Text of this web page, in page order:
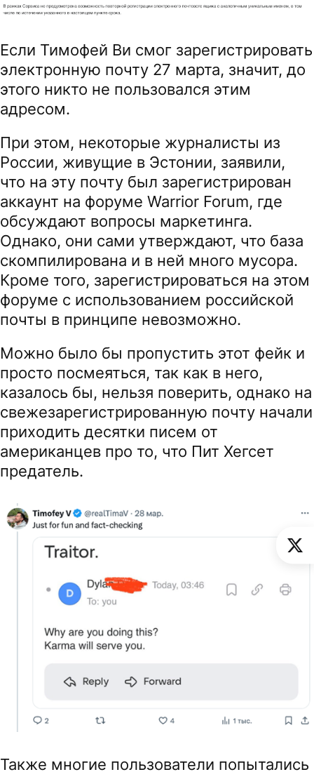
Если Тимофей Ви смог зарегистрировать
электронную почту 27 марта, значит, до
этого никто не пользовался этим
адресом.
При этом, некоторые журналисты из
России, живущие в Эстонии, заявили,
что на эту почту был зарегистрирован
аккаунт на форуме Warrior Forum, где
обсуждают вопросы маркетинга.
Однако, они сами утверждают, что база
скомпилирована и в ней много мусора.
Кроме того, зарегистрироваться на этом
форуме с использованием российской
почты в принципе невозможно.
Можно было бы пропустить этот фейк и
просто посмеяться, так как в него,
казалось бы, нельзя поверить, однако на
свежезарегистрированную почту начали
приходить десятки писем от
американцев про то, что Пит Хегсет
предатель.
Также многие пользователи попытались